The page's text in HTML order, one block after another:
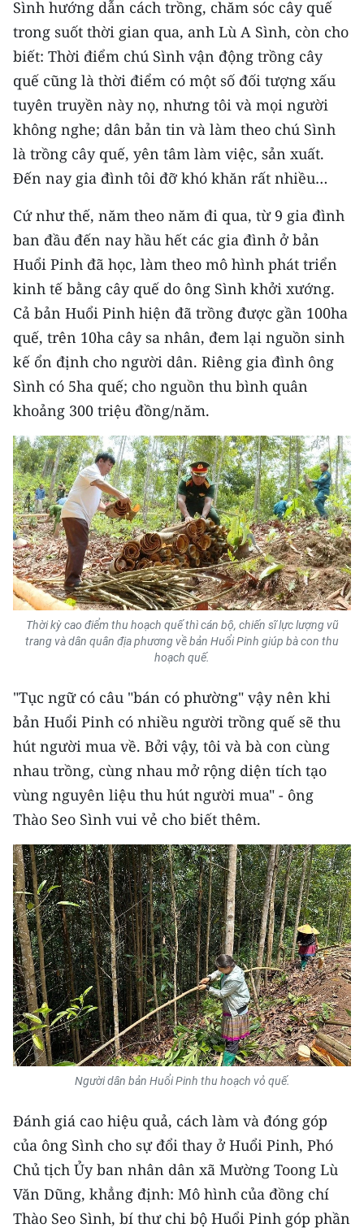
Sình hướng dẫn cách trồng, chăm sóc cây quế
trong suốt thời gian qua, anh Lù A Sình, còn cho
biết: Thời điểm chú Sình vận động trồng cây
quế cũng là thời điểm có một số đối tượng xấu
tuyên truyền này nọ, nhưng tôi và mọi người
không nghe; dân bản tin và làm theo chú Sình
là trồng cây quế, yên tâm làm việc, sản xuất.
Đến nay gia đình tôi đỡ khó khăn rất nhiều…
Cứ như thế, năm theo năm đi qua, từ 9 gia đình
ban đầu đến nay hầu hết các gia đình ở bản
Huổi Pinh đã học, làm theo mô hình phát triển
kinh tế bằng cây quế do ông Sình khởi xướng.
Cả bản Huổi Pinh hiện đã trồng được gần 100ha
quế, trên 10ha cây sa nhân, đem lại nguồn sinh
kế ổn định cho người dân. Riêng gia đình ông
Sình có 5ha quế; cho nguồn thu bình quân
khoảng 300 triệu đồng/năm.
Thời kỳ cao điểm thu hoạch quế thì cán bộ, chiến sĩ lực lượng vũ
trang và dân quân địa phương về bản Huổi Pinh giúp bà con thu
hoạch quế.
"Tục ngữ có câu "bán có phường" vậy nên khi
bản Huổi Pinh có nhiều người trồng quế sẽ thu
hút người mua về. Bởi vậy, tôi và bà con cùng
nhau trồng, cùng nhau mở rộng diện tích tạo
vùng nguyên liệu thu hút người mua" - ông
Thào Seo Sình vui vẻ cho biết thêm.
Người dân bản Huổi Pinh thu hoạch vỏ quế.
Đánh giá cao hiệu quả, cách làm và đóng góp
của ông Sình cho sự đổi thay ở Huổi Pinh, Phó
Chủ tịch Ủy ban nhân dân xã Mường Toong Lù
Văn Dũng, khẳng định: Mô hình của đồng chí
Thào Seo Sình, bí thư chi bộ Huổi Pinh góp phần